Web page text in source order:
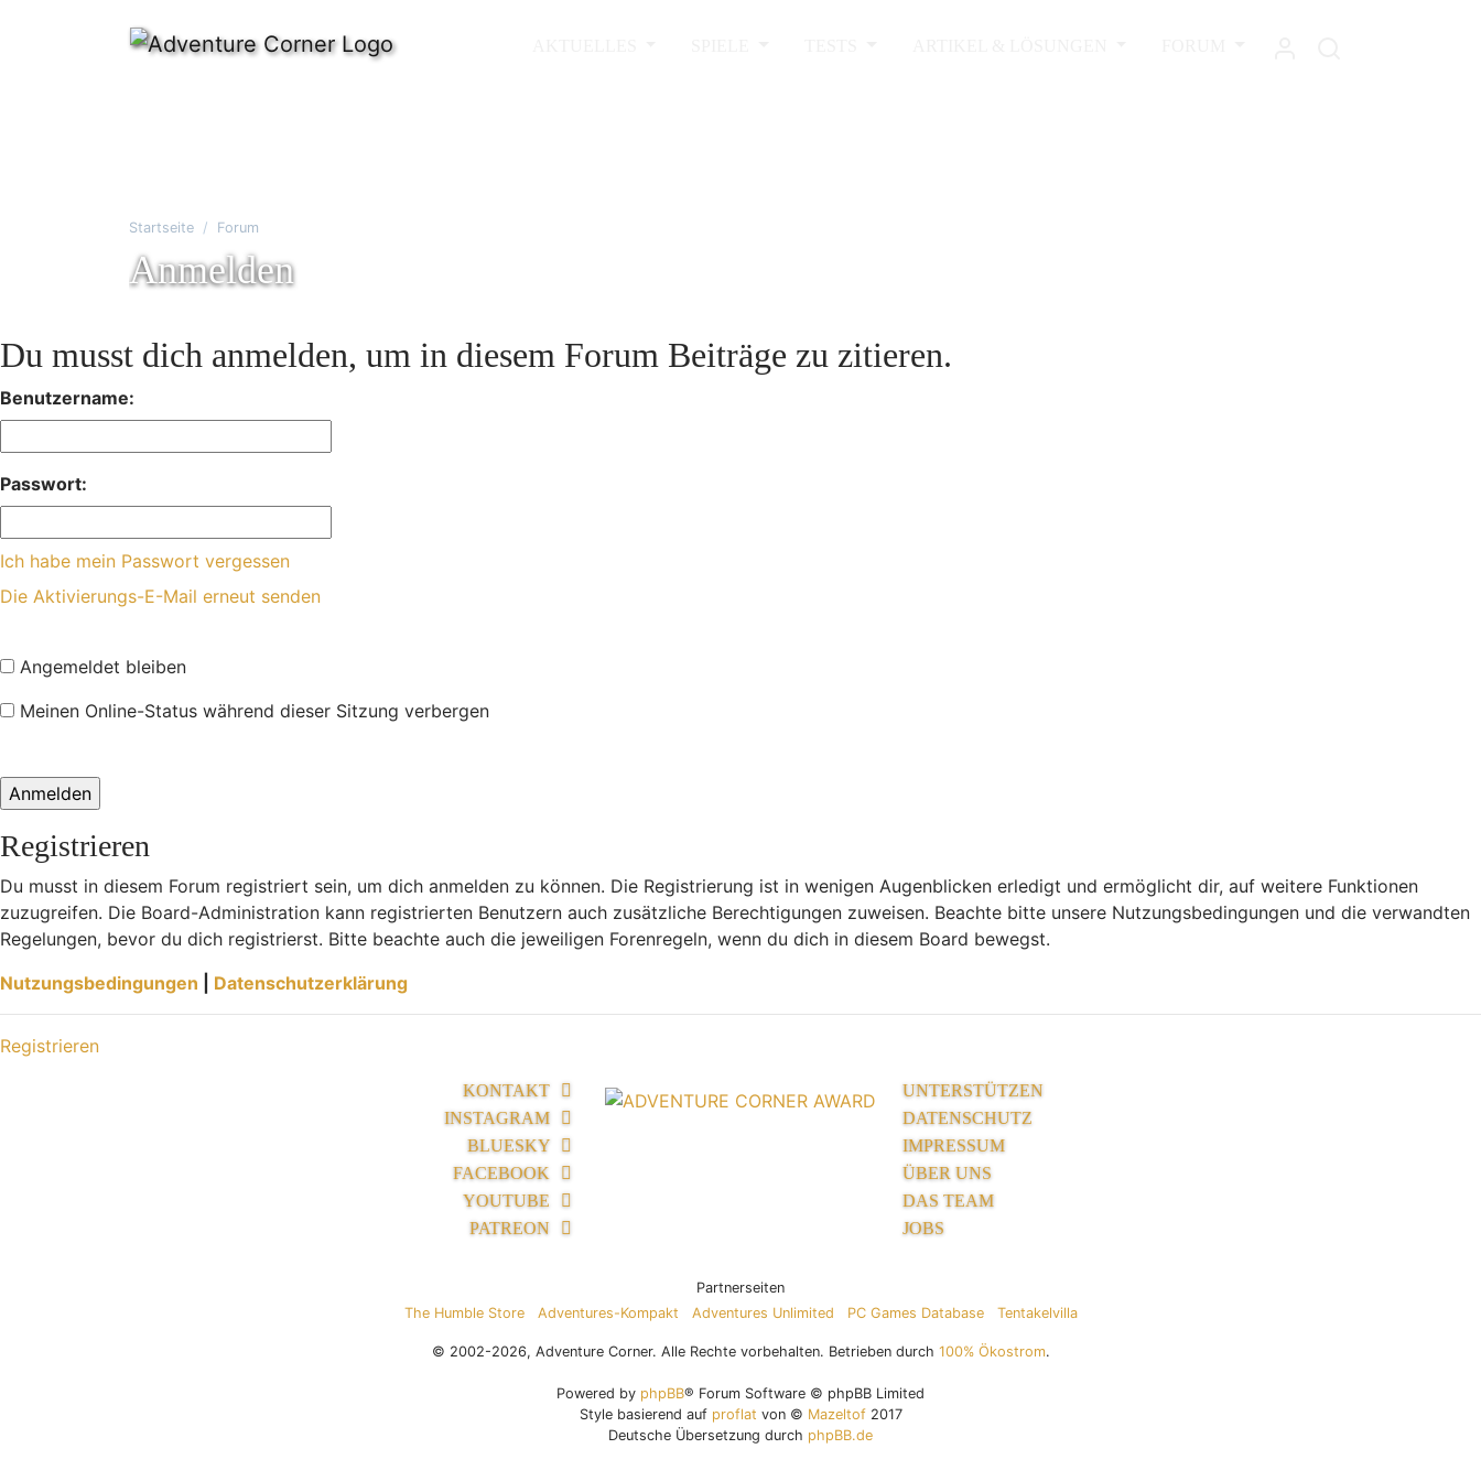
Startseite Forum
Anmelden
Du musst dich anmelden, um in diesem Forum Beiträge zu zitieren.
Benutzername:
Passwort:
Ich habe mein Passwort vergessen
Die Aktivierungs-E-Mail erneut senden
Angemeldet bleiben
Meinen Online-Status während dieser Sitzung verbergen
Registrieren
Du musst in diesem Forum registriert sein, um dich anmelden zu können. Die Registrierung ist in wenigen Augenblicken erledigt und ermöglicht dir, auf weitere Funktionen
zuzugreifen. Die Board-Administration kann registrierten Benutzern auch zusätzliche Berechtigungen zuweisen. Beachte bitte unsere Nutzungsbedingungen und die verwandten
Regelungen, bevor du dich registrierst. Bitte beachte auch die jeweiligen Forenregeln, wenn du dich in diesem Board bewegst.
Nutzungsbedingungen
Datenschutzerklärung
Registrieren
KONTAKT
INSTAGRAM
BLUESKY
FACEBOOK
YOUTUBE
PATREON
UNTERSTÜTZEN
DATENSCHUTZ
IMPRESSUM
ÜBER UNS
DAS TEAM
JOBS
Partnerseiten
The Humble Store
Adventures-Kompakt Adventures Unlimited PC Games Database Tentakelvilla
© 2002-2026, Adventure Corner. Alle Rechte vorbehalten. Betrieben durch 100% Ökostrom.
Powered by phpBB® Forum Software © phpBB Limited
Style basierend auf proflat von © Mazeltof2017
Deutsche Übersetzung durch phpBB.de